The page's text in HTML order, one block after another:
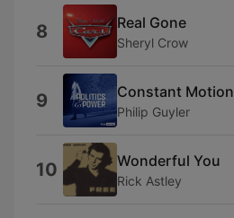
8 Real Gone
Sheryl Crow
9 Constant Motion
Philip Guyler
10 Wonderful You
Rick Astley